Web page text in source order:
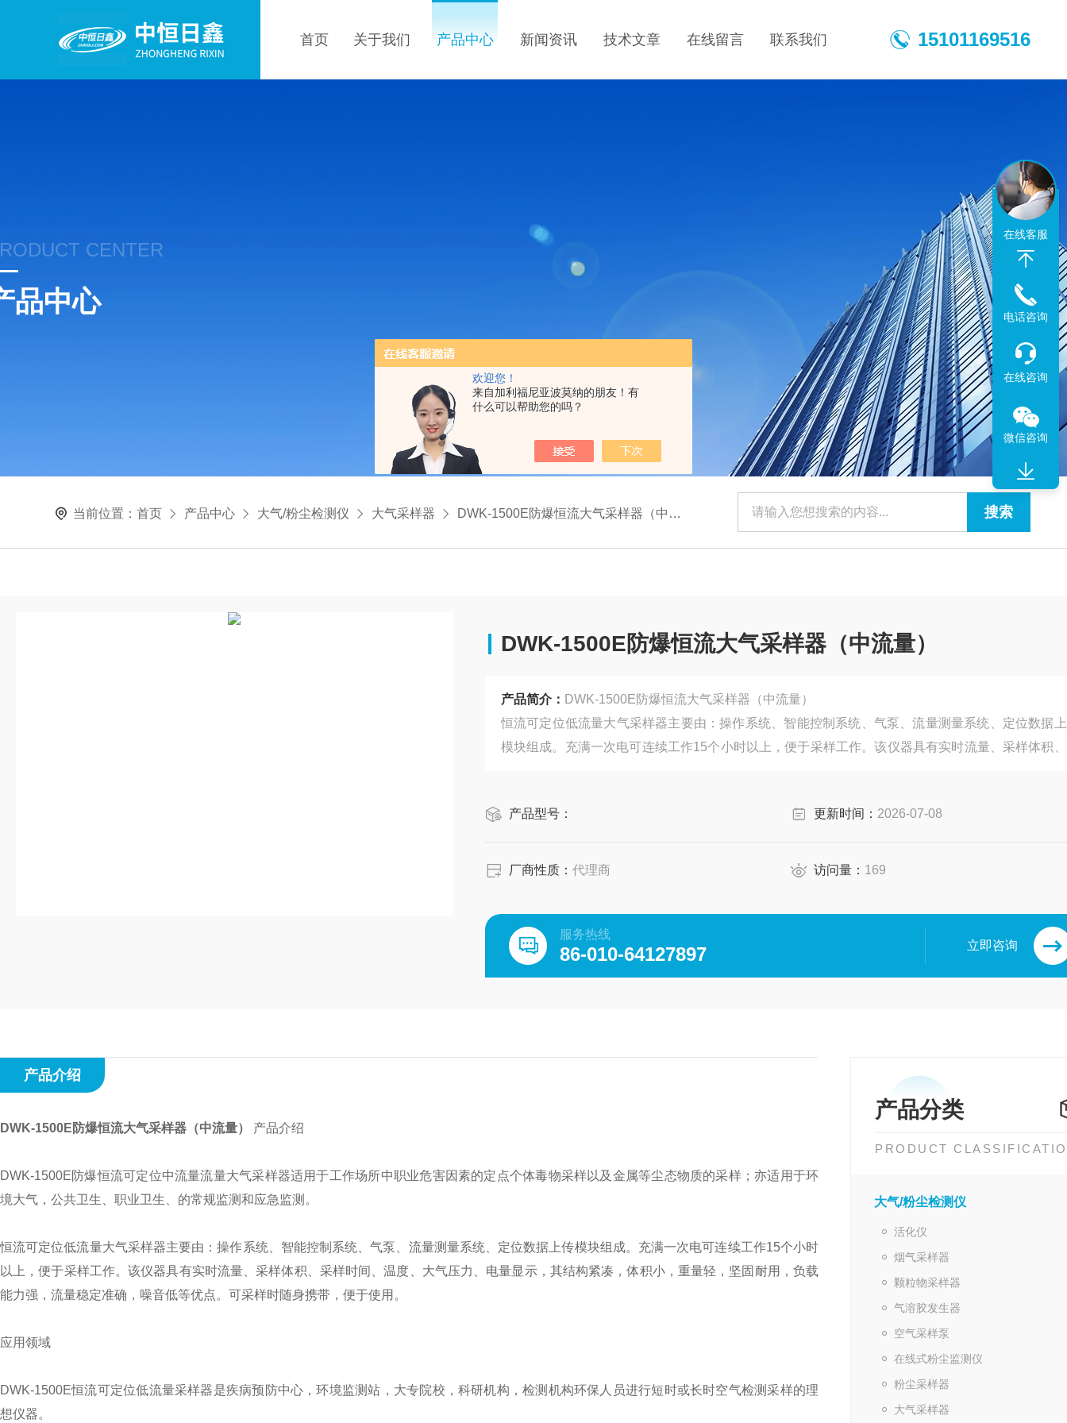
欢迎您！
来自加利福尼亚波莫纳的朋友！有
什么可以帮助您的吗？
首页 关于我们 产品中心 新闻资讯 技术文章 在线留言 联系我们 15101169516
CENTER
品中心
当前位置：首页 产品中心 大气/粉尘检测仪 大气采样器 DWK-1500E防爆恒流大气采样器（中流量）
DWK-1500E防爆恒流大气采样器（中流量）
产品简介： DWK-1500E防爆恒流大气采样器（中流量）
恒流可定位低流量大气采样器主要由：操作系统、智能控制系统、气泵、流量测量系统、定位数据
模块组成。充满一次电可连续工作15个小时以上，便于采样工作。该仪器具有实时流量、采样体积
产品型号：
更新时间： 2026-07-08
厂商性质： 代理商 访问量： 169
服务热线
86-010-64127897 立即咨询
产品分类
PRODUCT
大气/粉尘检测仪
活化仪
烟气采样器
颗粒物采样器
气溶胶发生器
空气采样泵
在线式粉尘监测仪
粉尘采样器
大气采样器
产品介绍
DWK-1500E防爆恒流大气采样器（中流量） 产品介绍
DWK-1500E防爆恒流可定位中流量流量大气采样器适用于工作场所中职业危害因素的定点个体毒物采样以及金属等尘态物质的采样；亦适用于环
境大气，公共卫生、职业卫生、的常规监测和应急监测。
恒流可定位低流量大气采样器主要由：操作系统、智能控制系统、气泵、流量测量系统、定位数据上传模块组成。充满一次电可连续工作15个小时
以上，便于采样工作。该仪器具有实时流量、采样体积、采样时间、温度、大气压力、电量显示，其结构紧凑，体积小，重量轻，坚固耐用，负载
能力强，流量稳定准确，噪音低等优点。可采样时随身携带，便于使用。
应用领域
DWK-1500E恒流可定位低流量采样器是疾病预防中心，环境监测站，大专院校，科研机构，检测机构环保人员进行短时或长时空气检测采样的理
想仪器。
在线客服
电话咨询
在线咨询
微信咨询